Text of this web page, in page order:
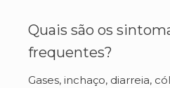
Quais são os
frequentes?
Gases, inchaço, diarreia,